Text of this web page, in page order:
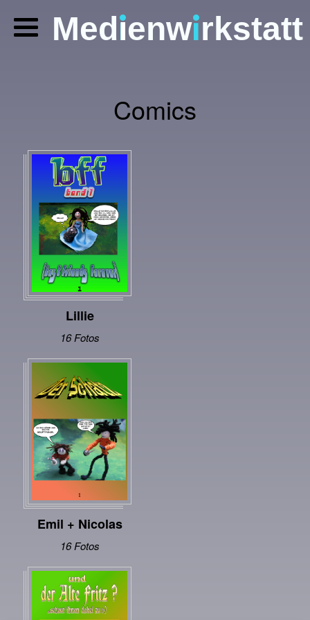
Med ienwirkstatt
Comics
Lillie
16 Fotos
Emil + Nicolas
16 Fotos
Silhouetten-Trickfilm
Foto-Comics
Comics
Kreativ-Pädagogik
Fotografie
Termine
Über uns